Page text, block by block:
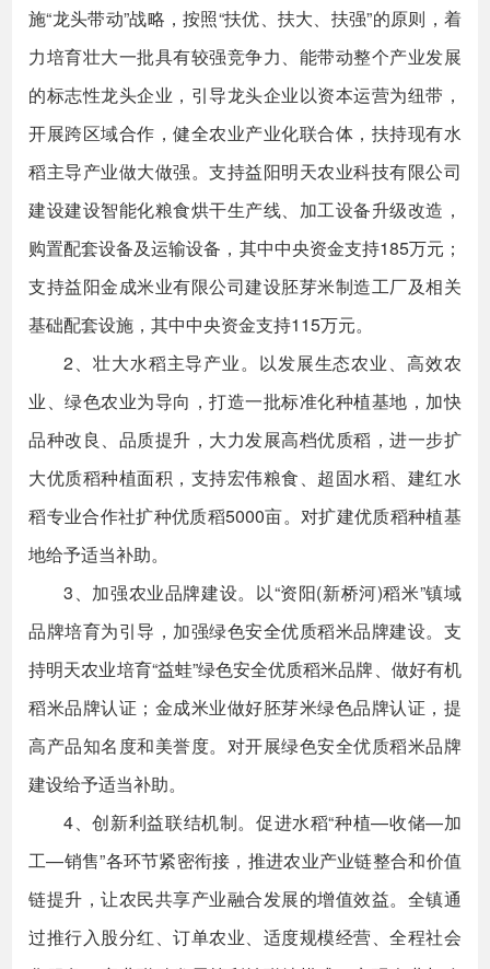
施“龙头带动”战略，按照“扶优、扶大、扶强”的原则，着
力培育壮大一批具有较强竞争力、能带动整个产业发展
的标志性龙头企业，引导龙头企业以资本运营为纽带，
开展跨区域合作，健全农业产业化联合体，扶持现有水
稻主导产业做大做强。支持益阳明天农业科技有限公司
建设建设智能化粮食烘干生产线、加工设备升级改造，
购置配套设备及运输设备，其中中央资金支持185万元；
支持益阳金成米业有限公司建设胚芽米制造工厂及相关
基础配套设施，其中中央资金支持115万元。
2、壮大水稻主导产业。以发展生态农业、高效农
业、绿色农业为导向，打造一批标准化种植基地，加快
品种改良、品质提升，大力发展高档优质稻，进一步扩
大优质稻种植面积，支持宏伟粮食、超固水稻、建红水
稻专业合作社扩种优质稻5000亩。对扩建优质稻种植基
地给予适当补助。
3、加强农业品牌建设。以“资阳(新桥河)稻米”镇域
品牌培育为引导，加强绿色安全优质稻米品牌建设。支
持明天农业培育“益蛙”绿色安全优质稻米品牌、做好有机
稻米品牌认证；金成米业做好胚芽米绿色品牌认证，提
高产品知名度和美誉度。对开展绿色安全优质稻米品牌
建设给予适当补助。
4、创新利益联结机制。促进水稻“种植—收储—加
工—销售”各环节紧密衔接，推进农业产业链整合和价值
链提升，让农民共享产业融合发展的增值效益。全镇通
过推行入股分红、订单农业、适度规模经营、全程社会